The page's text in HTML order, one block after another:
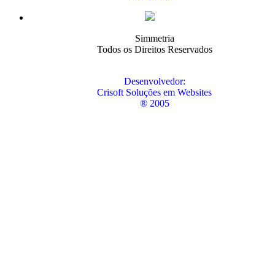
Simmetria
Todos os Direitos Reservados
Desenvolvedor:
Crisoft Soluções em Websites
® 2005